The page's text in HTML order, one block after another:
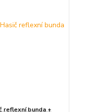
reflexní bunda +